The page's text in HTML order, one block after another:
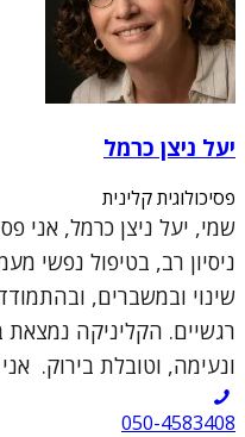
יעל ניצן כרמל
פסיכולוגית קלינית
שמי, יעל ניצן כרמל, אני
ניסיון רב, בטיפול נפשי
שינוי ובמשברים,
רגשיים. הקליניקה
ונעימה, וטובלת בירוק.
050-4583408